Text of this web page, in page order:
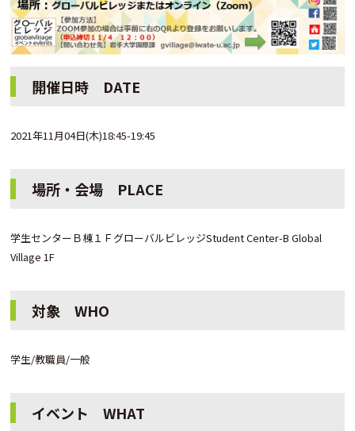
開催日時 DATE
2021年11月04日(木)18:45-19:45
場所・会場 PLACE
学生センターＢ棟１ＦグローバルビレッジStudent Center-B Global
Village 1F
対象 WHO
学生/教職員/一般
イベント WHAT